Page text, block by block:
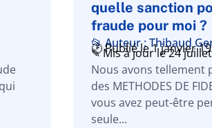
quelle sanction
fraude pour moi ?
📂 Auteur : Thibaud
🕑 Publié le 1 janvier
✎ Mis à jour le 24
Nous avons tellement
des METHODES DE
vous avez peut-être
seule...